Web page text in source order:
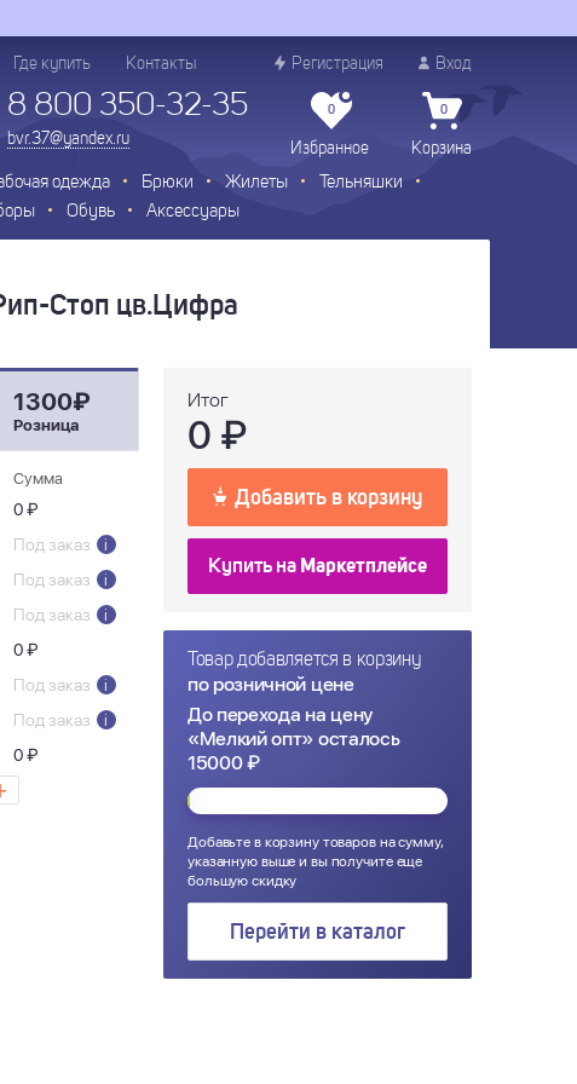
Где купить Контакты Регистрация Вход
8 800 350-32-35
bvr.37@yandex.ru
0
Избранное
0
Корзина
одежда Брюки Жилеты
Тельняшки
Обувь Аксессуары
Стоп цв.Цифра
1300₽
Розница
Сумма
0 ₽
Под заказ
i
Под заказ
i
Под заказ
i
0 ₽
Под заказ
i
Под заказ
i
0 ₽
Итог
0 ₽
Добавить в корзину
Купить на Маркетплейсе
Товар добавляется в корзину
по розничной цене
До перехода на цену
«Мелкий опт» осталось
15000 ₽
Добавьте в корзину товаров на сумму,
указанную выше и вы получите еще
большую скидку
Перейти в каталог